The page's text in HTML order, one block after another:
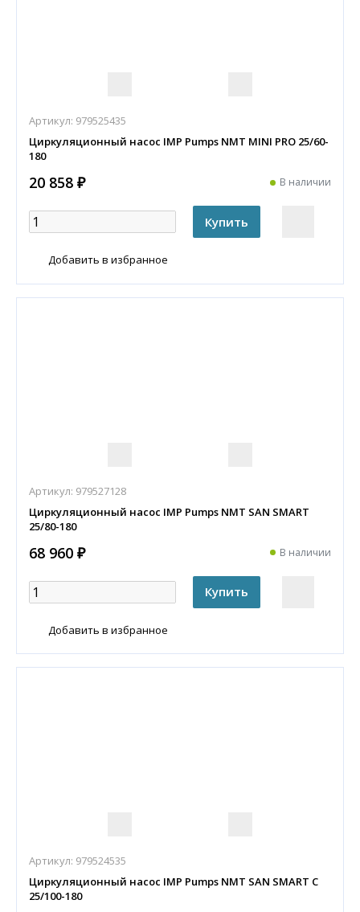
Артикул: 979525435
Циркуляционный насос IMP Pumps NMT MINI PRO 25/60-
180
20 858 ₽ В наличии
Добавить в избранное
Артикул: 979527128
Циркуляционный насос IMP Pumps NMT SAN SMART
25/80-180
68 960 ₽ В наличии
Добавить в избранное
Артикул: 979524535
Циркуляционный насос IMP Pumps NMT SAN SMART C
25/100-180